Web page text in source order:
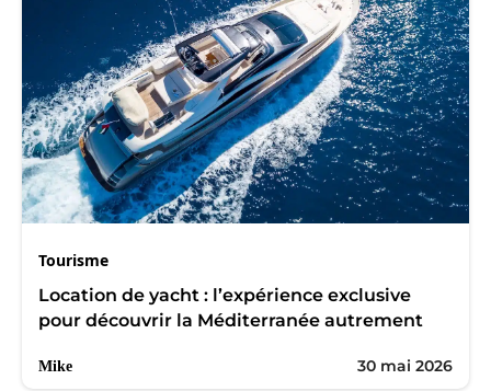
Tourisme
Location de yacht : l’expérience exclusive
pour découvrir la Méditerranée autrement
Mike 30 mai 2026